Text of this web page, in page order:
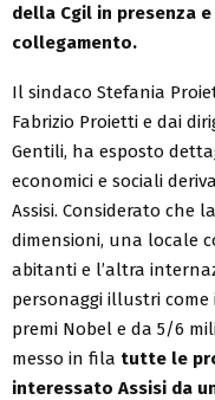
della Cgil in presenza
collegamento.
Il sindaco Stefania
Fabrizio Proietti e dai
Gentili, ha esposto
economici e sociali
Assisi. Considerato che
dimensioni, una locale
abitanti e l’altra
personaggi illustri come
premi Nobel e da 5/6
messo in fila tutte le
interessato Assisi da